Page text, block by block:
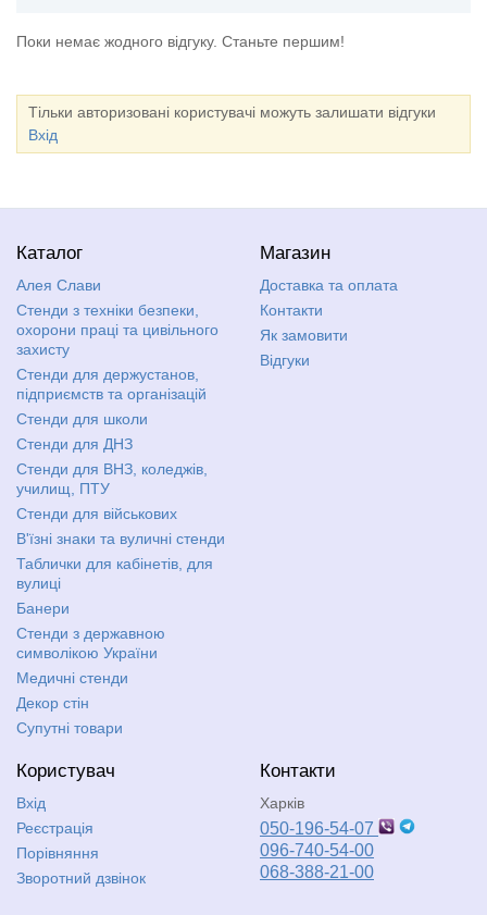
Поки немає жодного відгуку. Станьте першим!
Тільки авторизовані користувачі можуть залишати відгуки
Вхід
Каталог
Алея Слави
Стенди з техніки безпеки,
охорони праці та цивільного
захисту
Стенди для держустанов,
підприємств та організацій
Стенди для школи
Стенди для ДНЗ
Стенди для ВНЗ, коледжів,
училищ, ПТУ
Стенди для військових
В'їзні знаки та вуличні стенди
Таблички для кабінетів, для
вулиці
Банери
Стенди з державною
символікою України
Медичні стенди
Декор стін
Супутні товари
Магазин
Доставка та оплата
Контакти
Як замовити
Відгуки
Користувач
Вхід
Реєстрація
Порівняння
Зворотний дзвінок
Контакти
Харків
050-196-54-07
096-740-54-00
068-388-21-00